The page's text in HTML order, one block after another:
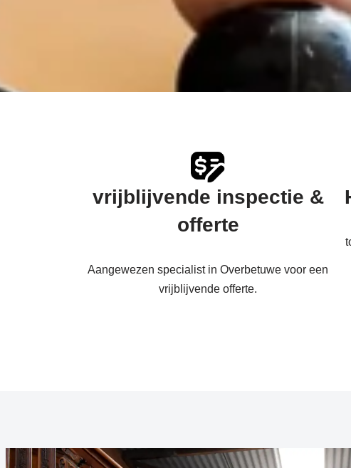
vrijblijvende inspectie &
offerte
Aangewezen specialist in Overbetuwe voor een
vrijblijvende offerte.